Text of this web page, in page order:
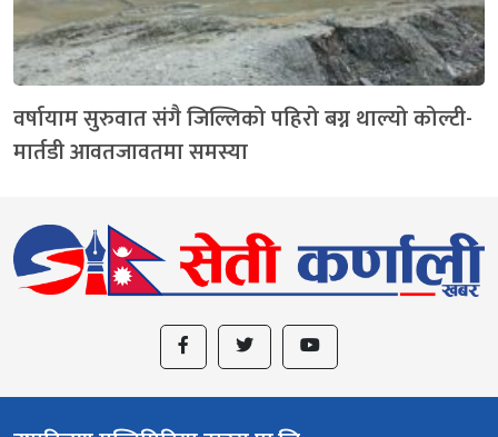
वर्षायाम सुरुवात संगै जिल्लिको पहिरो बग्न थाल्यो कोल्टी-
मार्तडी आवतजावतमा समस्या